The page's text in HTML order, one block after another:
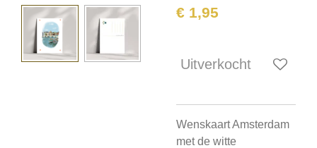
€ 1,95
Uitverkocht
Wenskaart Amsterdam
met de witte